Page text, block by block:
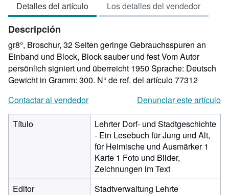
5
estrellas
Detalles del artículo Los detalles del vendedor
Descripción
gr8°, Broschur, 32 Seiten geringe Gebrauchsspuren an
Einband und Block, Block sauber und fest Vom Autor
persönlich signiert und überreicht 1950 Sprache: Deutsch
Gewicht in Gramm: 300. N° de ref. del artículo 77312
Contactar al vendedor
Denunciar este artículo
Título
Lehrter Dorf- und Stadtgeschichte
- Ein Lesebuch für Jung und Alt,
für Heimische und Ausmärker 1
Karte 1 Foto und Bilder,
Zeichnungen im Text
Editor
Stadtverwaltung Lehrte